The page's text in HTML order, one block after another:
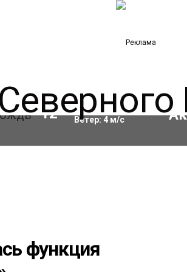
12 °C Влажность:84%
Ветер: 4м/с
функция